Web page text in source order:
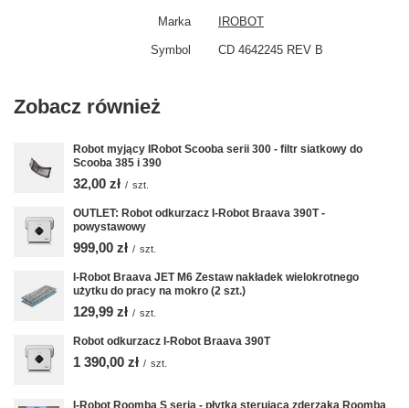
Marka IROBOT
Symbol CD 4642245 REV B
Zobacz również
Robot myjący IRobot Scooba serii 300 - filtr siatkowy do
Scooba 385 i 390
32,00 zł / szt.
OUTLET: Robot odkurzacz I-Robot Braava 390T -
powystawowy
999,00 zł / szt.
I-Robot Braava JET M6 Zestaw nakładek wielokrotnego
użytku do pracy na mokro (2 szt.)
129,99 zł / szt.
Robot odkurzacz I-Robot Braava 390T
1 390,00 zł / szt.
I-Robot Roomba S seria - płytka sterująca zderzaka Roomba